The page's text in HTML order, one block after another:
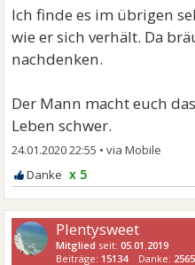
Ich finde es im übrigen
wie er sich verhält. Da
nachdenken.
Der Mann macht euch
Leben schwer.
24.01.2020 22:55 •
x 5
Plentysweet
Mitglied seit:05.01.2019
Beiträge: 15134 Danke: